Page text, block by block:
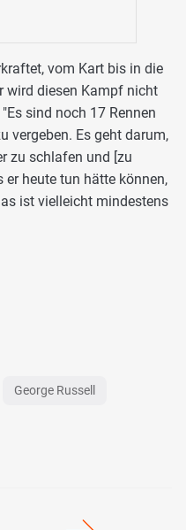
vom Kart bis in die
wird diesen Kampf nicht
sind noch 17 Rennen
vergeben. Es geht darum,
zu schlafen und [zu
er heute tun hätte können,
ist vielleicht mindestens
George Russell